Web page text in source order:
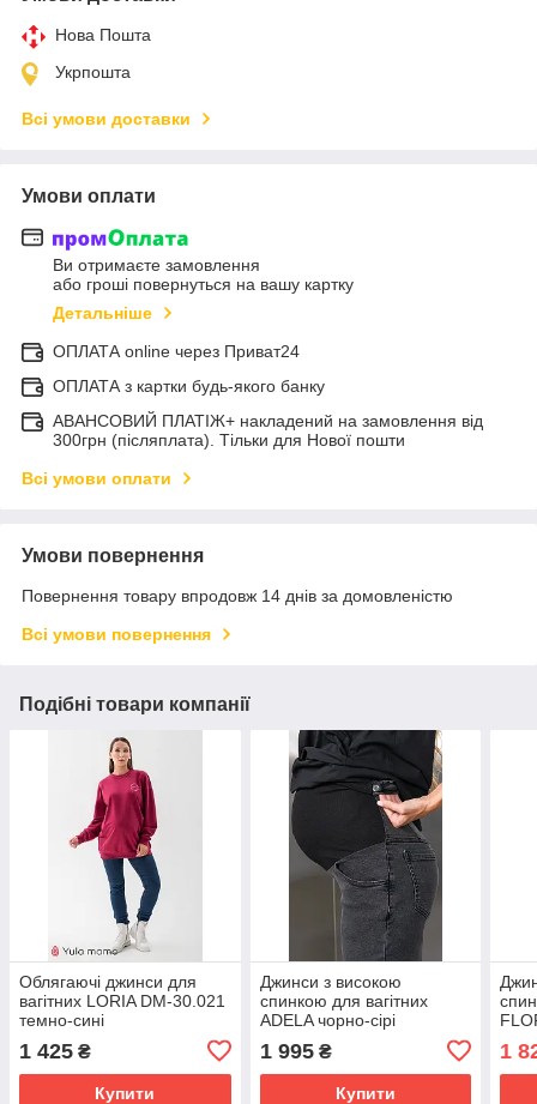
Нова Пошта
Укрпошта
Всі умови доставки
Умови оплати
Ви отримаєте замовлення
або гроші повернуться на вашу картку
Детальніше
ОПЛАТА online через Приват24
ОПЛАТА з картки будь-якого банку
АВАНСОВИЙ ПЛАТІЖ+ накладений на замовлення від
300грн (післяплата). Тільки для Нової пошти
Всі умови оплати
Умови повернення
Повернення товару впродовж 14 днів за домовленістю
Всі умови повернення
Подібні товари компанії
Облягаючі джинси для
вагітних LORIA DM-30.021
темно-сині
1 425 ₴
Купити
Джинси з високою
спинкою для вагітних
ADELA чорно-сірі
1 995₴
Купити
1